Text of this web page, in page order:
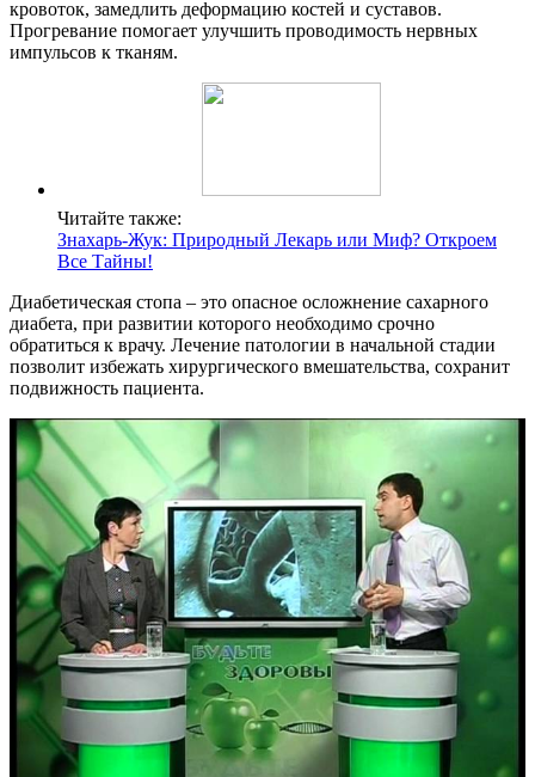
кровоток, замедлить деформацию костей и суставов.
Прогревание помогает улучшить проводимость нервных
импульсов к тканям.
Читайте также:
Знахарь-Жук: Природный Лекарь или Миф? Откроем
Все Тайны!
Диабетическая стопа – это опасное осложнение сахарного
диабета, при развитии которого необходимо срочно
обратиться к врачу. Лечение патологии в начальной стадии
позволит избежать хирургического вмешательства, сохранит
подвижность пациента.